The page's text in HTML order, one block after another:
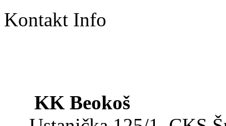
Kontakt Info
KK Beokoš